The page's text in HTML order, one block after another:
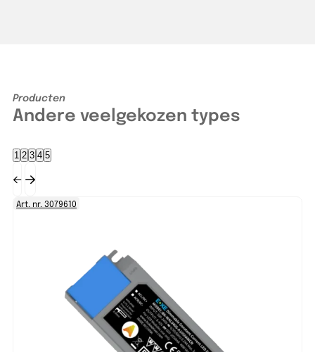
Producten
Andere veelgekozen types
1 2 3 4 5
Art. nr. 3079610